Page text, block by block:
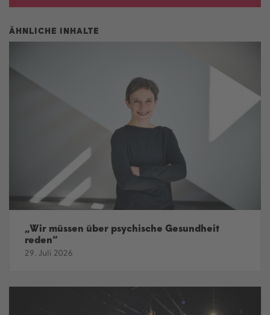
„Wir müssen über psychische Gesundheit
reden“
29. Juli 2026